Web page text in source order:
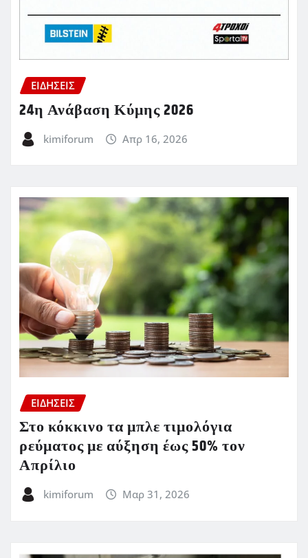
ΕΙΔΗΣΕΙΣ
24η Ανάβαση Κύμης 2026
kimiforum Απρ 16, 2026
ΕΙΔΗΣΕΙΣ
Στο κόκκινο τα μπλε τιμολόγια
ρεύματος με αύξηση έως 50% τον
Απρίλιο
kimiforum Μαρ 31, 2026